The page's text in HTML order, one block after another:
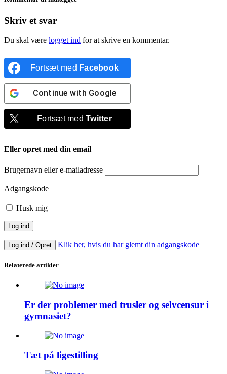
Skriv et svar
Du skal være logget ind for at skrive en kommentar.
Fortsæt med Facebook
Continue with Google
Fortsæt medTwitter
Eller opret med din email
Brugernavn eller e-mailadresse
Adgangskode
Husk mig
Log ind / Opret Klik her, hvis du har glemt din adgangskode
Relaterede artikler
Er der problemer med trusler og selvcensur i
gymnasiet?
Tæt på ligestilling